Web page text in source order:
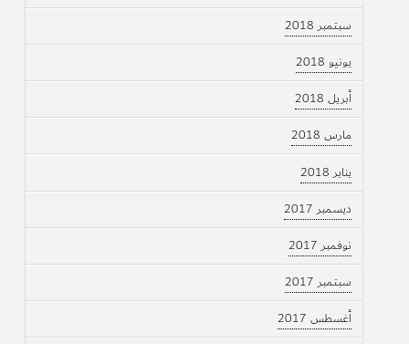
سبتمبر 2018
يونيو 2018
أبريل 2018
مارس 2018
يناير 2018
ديسمبر 2017
نوفمبر 2017
سبتمبر 2017
أغسطس 2017